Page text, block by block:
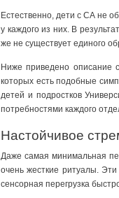
Естественно, дети с СА не
у каждого из них. В
же не существует единого
Ниже приведено описание
которых есть подобные
детей и подростков
потребностями каждого
Настойчивое
Даже самая минимальная
очень жесткие ритуалы.
сенсорная перегрузка